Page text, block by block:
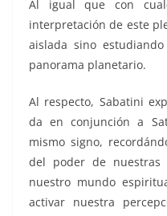
Al igual que con
interpretación de este
aislada sino
panorama planetario.
Al respecto, Sabatini
da en conjunción a
mismo signo,
del poder de nuestras
nuestro mundo
activar nuestra